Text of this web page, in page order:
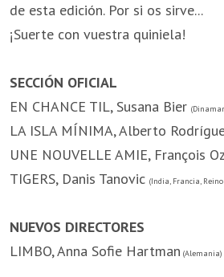
de esta edición. Por si os sirve...
¡Suerte con vuestra quiniela!
SECCIÓN OFICIAL
EN CHANCE TIL, Susana Bier
LA ISLA MÍNIMA, Alberto
UNE NOUVELLE AMIE, François
TIGERS, Danis Tanovic (India, Francia,
NUEVOS DIRECTORES
LIMBO, Anna Sofie Hartman (Alemania)